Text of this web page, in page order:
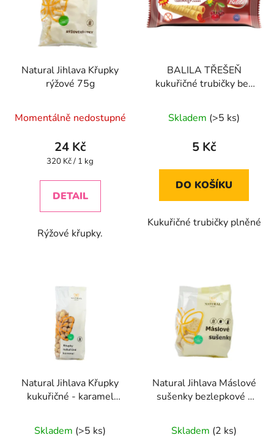
Natural Jihlava Křupky
rýžové 75g
hodnocení
produktu
je
z
Momentálně nedostupné
24 Kč
Měrná
320 Kč / 1 kg
DETAIL
Rýžové křupky.
BALILA TŘEŠEŇ
kukuřičné trubičky bez
hodnocení
produktu
5,0
z
hvězdiček.
Skladem (>5 ks)
5 Kč
DO KOŠÍKU
Kukuřičné trubičky plněné
Natural Jihlava Křupky
kukuřičné - karamel
hodnocení
Skladem (>5 ks)
Natural Jihlava Máslové
sušenky bezlepkové -
hodnocení
Skladem (2 ks)